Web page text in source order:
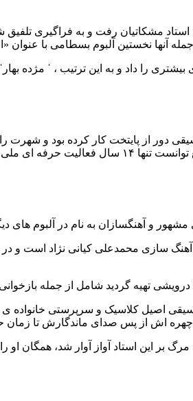
استاد مشکاتیان رفت و به فراگیری
آنها نخستین آلبوم بسطامی با
بیشتری را داد و به این ترتیب ، ˈ
دور از پایتخت کار کرده بود و شهرت
و آهنگسازان به نام در آلبوم های
سازی محمدعلی کیانی نژاد است و
تهیه گردید شامل از جمله
اصیل کلاسیک و سرپرستی
چهره اش از پس صدای ماندگارش تا زمان